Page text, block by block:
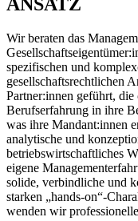
Wir beraten das
spezifischen und
gesellschaftsrechtlichen
Partner:innen geführt,
Berufserfahrung in ihre
was ihre Mandant:innen
analytische und
betriebswirtschaftliches
eigene
solide, verbindliche und
starken „hands-on“-
wenden wir